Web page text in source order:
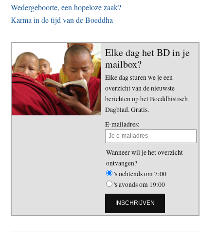
Wedergeboorte, een hopeloze zaak?
Karma in de tijd van de Boeddha
Elke dag het BD in je
mailbox?
Elke dag sturen we je een
overzicht van de nieuwste
berichten op het Boeddhistisch
Dagblad. Gratis.
E-mailadres:
Wanneer wil je het overzicht
ontvangen?
's ochtends om 7:00
's avonds om 19:00